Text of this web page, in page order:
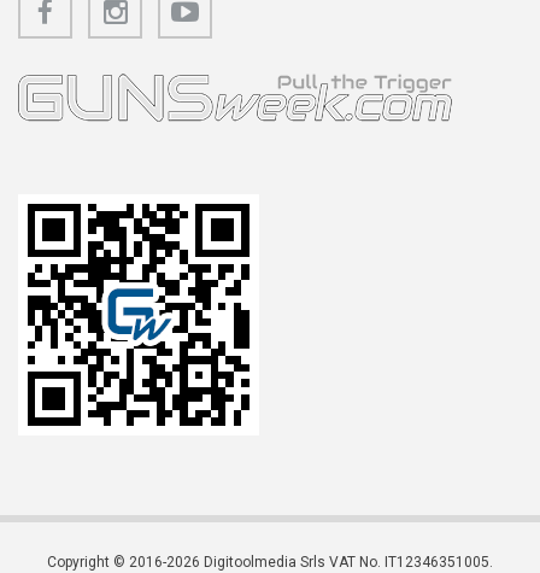
Copyright © 2016-2026 Digitoolmedia Srls VAT No. IT12346351005.